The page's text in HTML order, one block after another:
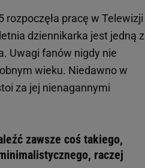
rozpoczęła pracę w Telewizji
dziennikarka jest jedną z
Uwagi fanów nigdy nie
wieku. Niedawno w
za jej nienagannymi
zawsze coś takiego,
raczej